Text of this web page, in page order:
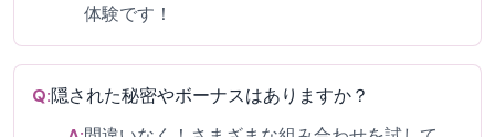
体験です！
Q:隠された秘密やボーナスはありますか？